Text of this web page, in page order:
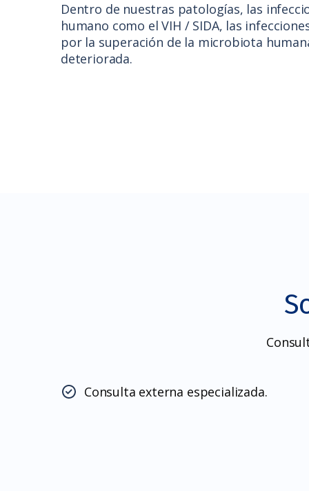
Dentro de nuestras patologías, las
humano como el VIH / SIDA, las
por la superación de la microbiota
deteriorada.
Consulta externa especializada.